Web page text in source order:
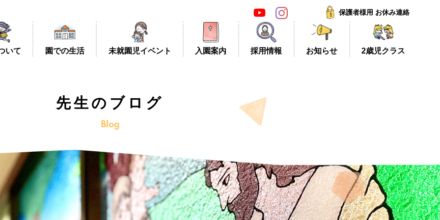
保護者様用 お休み連絡
いて 園での生活 未就園 児イベント 入 園案内 採用情報 お知らせ 2歳児クラ ス
先生のブログ
Blog